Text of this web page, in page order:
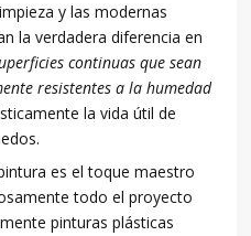
y las modernas
la verdadera diferencia en
continuas que sean
resistentes a la humedad
la vida útil de
es el toque maestro
todo el proyecto
pinturas plásticas